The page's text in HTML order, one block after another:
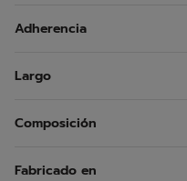
Adherencia
Largo
Composición
Fabricado en